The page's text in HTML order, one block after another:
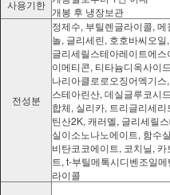
사용기한
개봉 후 냉장보관
전성분
정제수, 부틸렌글라이콜,
놀, 글리세린, 호호바씨오
글리세릴스테아레이트에
이메티콘, 티타늄디옥사이
나리아클로로오징어엑기
스테아린산, 데실글루코시
합체, 실리카, 트리글리세
틴산2K, 캐러멜, 글리세릴
실이소노나노에이트, 함수
비탄코코에이트, 코치닐,
트, t-부틸메톡시디벤조일
라이콜